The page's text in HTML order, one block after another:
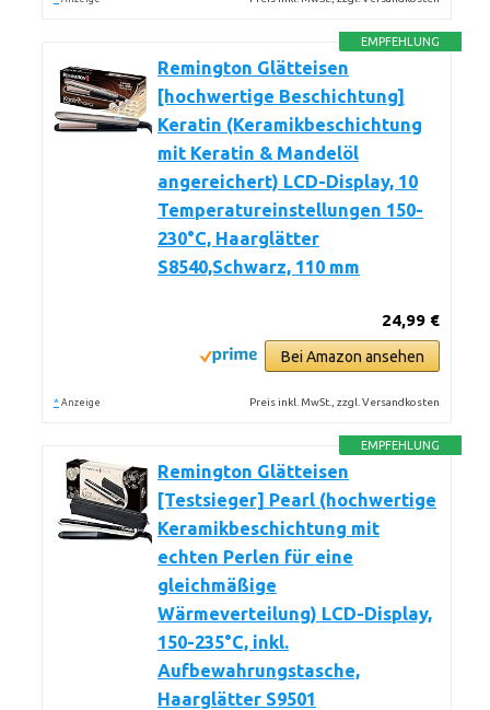
EMPFEHLUNG
Remington Glätteisen
[hochwertige Beschichtung]
Keratin (Keramikbeschichtung
mit Keratin & Mandelöl
angereichert) LCD-Display, 10
Temperatureinstellungen 150-
230°C, Haarglätter
S8540,Schwarz, 110 mm
24,99 €
Bei Amazon ansehen
* Anzeige Preis inkl. MwSt., zzgl. Versandkosten
EMPFEHLUNG
Remington Glätteisen
[Testsieger] Pearl (hochwertige
Keramikbeschichtung mit
echten Perlen für eine
gleichmäßige
Wärmeverteilung) LCD-Display,
150-235°C, inkl.
Aufbewahrungstasche,
Haarglätter S9501